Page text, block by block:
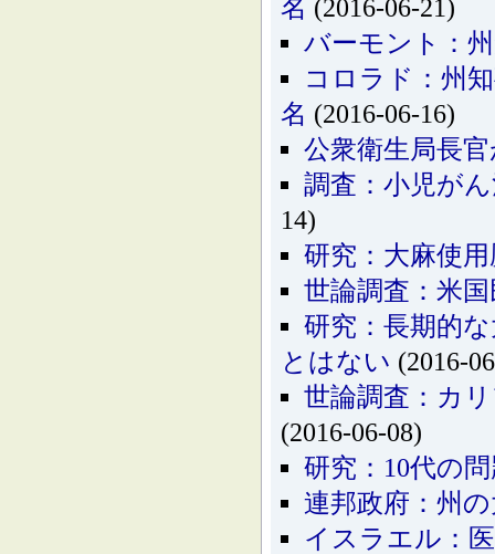
名 (2016-06-21)
バーモント：
コロラド：州
名 (2016-06-16)
公衆衛生局長
調査：小児が
14)
研究：大麻使
世論調査：米
研究：長期的
とはない (2016-
世論調査：カ
(2016-06-08)
研究：10代の
連邦政府：州
イスラエル：